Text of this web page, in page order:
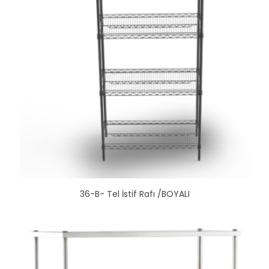
36-B- Tel İstif Rafı /BOYALI